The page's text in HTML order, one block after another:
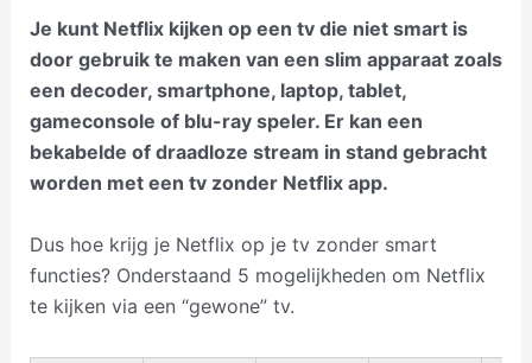
Je kunt Netflix kijken op een tv die niet smart is
door gebruik te maken van een slim apparaat zoals
een decoder, smartphone, laptop, tablet,
gameconsole of blu-ray speler. Er kan een
bekabelde of draadloze stream in stand gebracht
worden met een tv zonder Netflix app.
Dus hoe krijg je Netflix op je tv zonder smart
functies? Onderstaand 5 mogelijkheden om Netflix
te kijken via een “gewone” tv.